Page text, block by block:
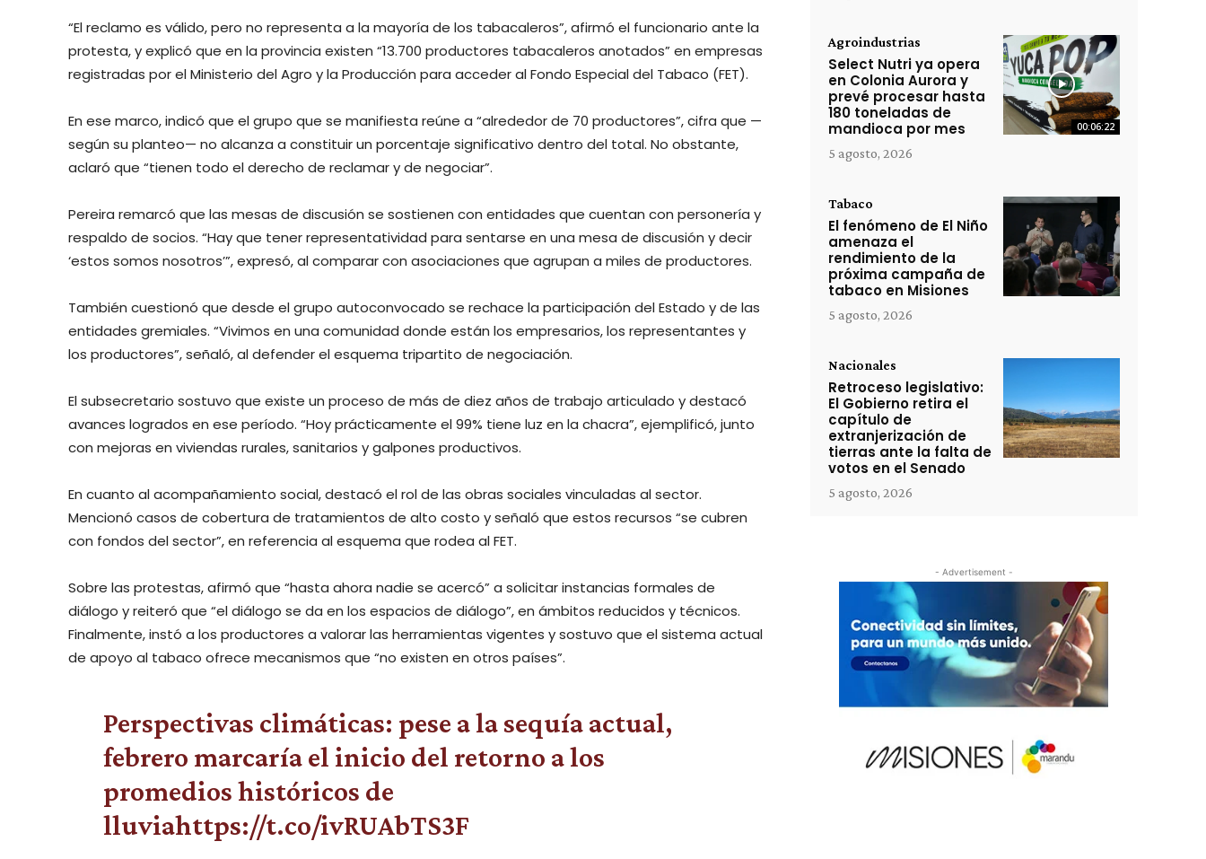
“El reclamo es válido, pero no representa a la mayoría de los tabacaleros”, afirmó el funcionario ante la
protesta, y explicó que en la provincia existen “13.700 productores tabacaleros anotados” en empresas
registradas por el Ministerio del Agro y la Producción para acceder al Fondo Especial del Tabaco (FET).
En ese marco, indicó que el grupo que se manifiesta reúne a “alrededor de 70 productores”, cifra que —
según su planteo— no alcanza a constituir un porcentaje significativo dentro del total. No obstante,
aclaró que “tienen todo el derecho de reclamar y de negociar”.
Pereira remarcó que las mesas de discusión se sostienen con entidades que cuentan con personería y
respaldo de socios. “Hay que tener representatividad para sentarse en una mesa de discusión y decir
‘estos somos nosotros’”, expresó, al comparar con asociaciones que agrupan a miles de productores.
También cuestionó que desde el grupo autoconvocado se rechace la participación del Estado y de las
entidades gremiales. “Vivimos en una comunidad donde están los empresarios, los representantes y
los productores”, señaló, al defender el esquema tripartito de negociación.
El subsecretario sostuvo que existe un proceso de más de diez años de trabajo articulado y destacó
avances logrados en ese período. “Hoy prácticamente el 99% tiene luz en la chacra”, ejemplificó, junto
con mejoras en viviendas rurales, sanitarios y galpones productivos.
En cuanto al acompañamiento social, destacó el rol de las obras sociales vinculadas al sector.
Mencionó casos de cobertura de tratamientos de alto costo y señaló que estos recursos “se cubren
con fondos del sector”, en referencia al esquema que rodea al FET.
Sobre las protestas, afirmó que “hasta ahora nadie se acercó” a solicitar instancias formales de
diálogo y reiteró que “el diálogo se da en los espacios de diálogo”, en ámbitos reducidos y técnicos.
Finalmente, instó a los productores a valorar las herramientas vigentes y sostuvo que el sistema actual
de apoyo al tabaco ofrece mecanismos que “no existen en otros países”.
Perspectivas climáticas: pese a la sequía actual,
febrero marcaría el inicio del retorno a los
promedios históricos de
lluviahttps://t.co/ivRUAbTS3F
00:06:22
Agroindustrias
Select Nutri ya opera
en Colonia Aurora y
prevé procesar hasta
180 toneladas de
mandioca por mes
5 agosto, 2026
Tabaco
El fenómeno de El Niño
amenaza el
rendimiento de la
próxima campaña de
tabaco en Misiones
5 agosto, 2026
Nacionales
Retroceso legislativo:
El Gobierno retira el
capítulo de
extranjerización de
tierras ante la falta de
votos en el Senado
5 agosto, 2026
- Advertisement -